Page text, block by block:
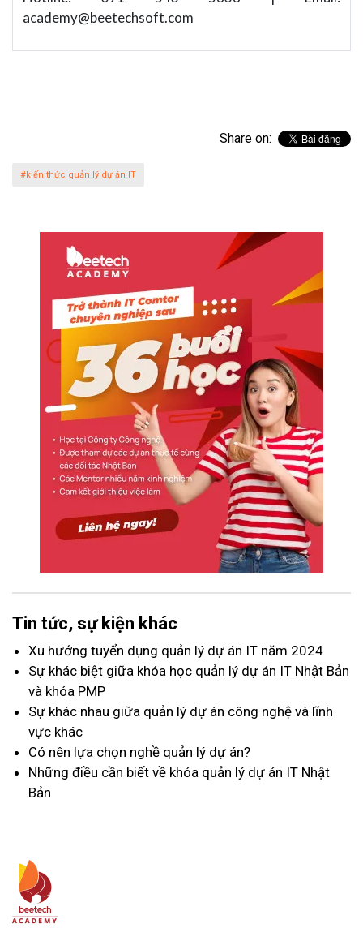
academy@beetechsoft.com
Share on:
#kiến thức quản lý dự án IT
Tin tức, sự kiện khác
Xu hướng tuyển dụng quản lý dự án IT năm 2024
Sự khác biệt giữa khóa học quản lý dự án IT Nhật Bản
và khóa PMP
Sự khác nhau giữa quản lý dự án công nghệ và lĩnh
vực khác
Có nên lựa chọn nghề quản lý dự án?
Những điều cần biết về khóa quản lý dự án IT Nhật
Bản